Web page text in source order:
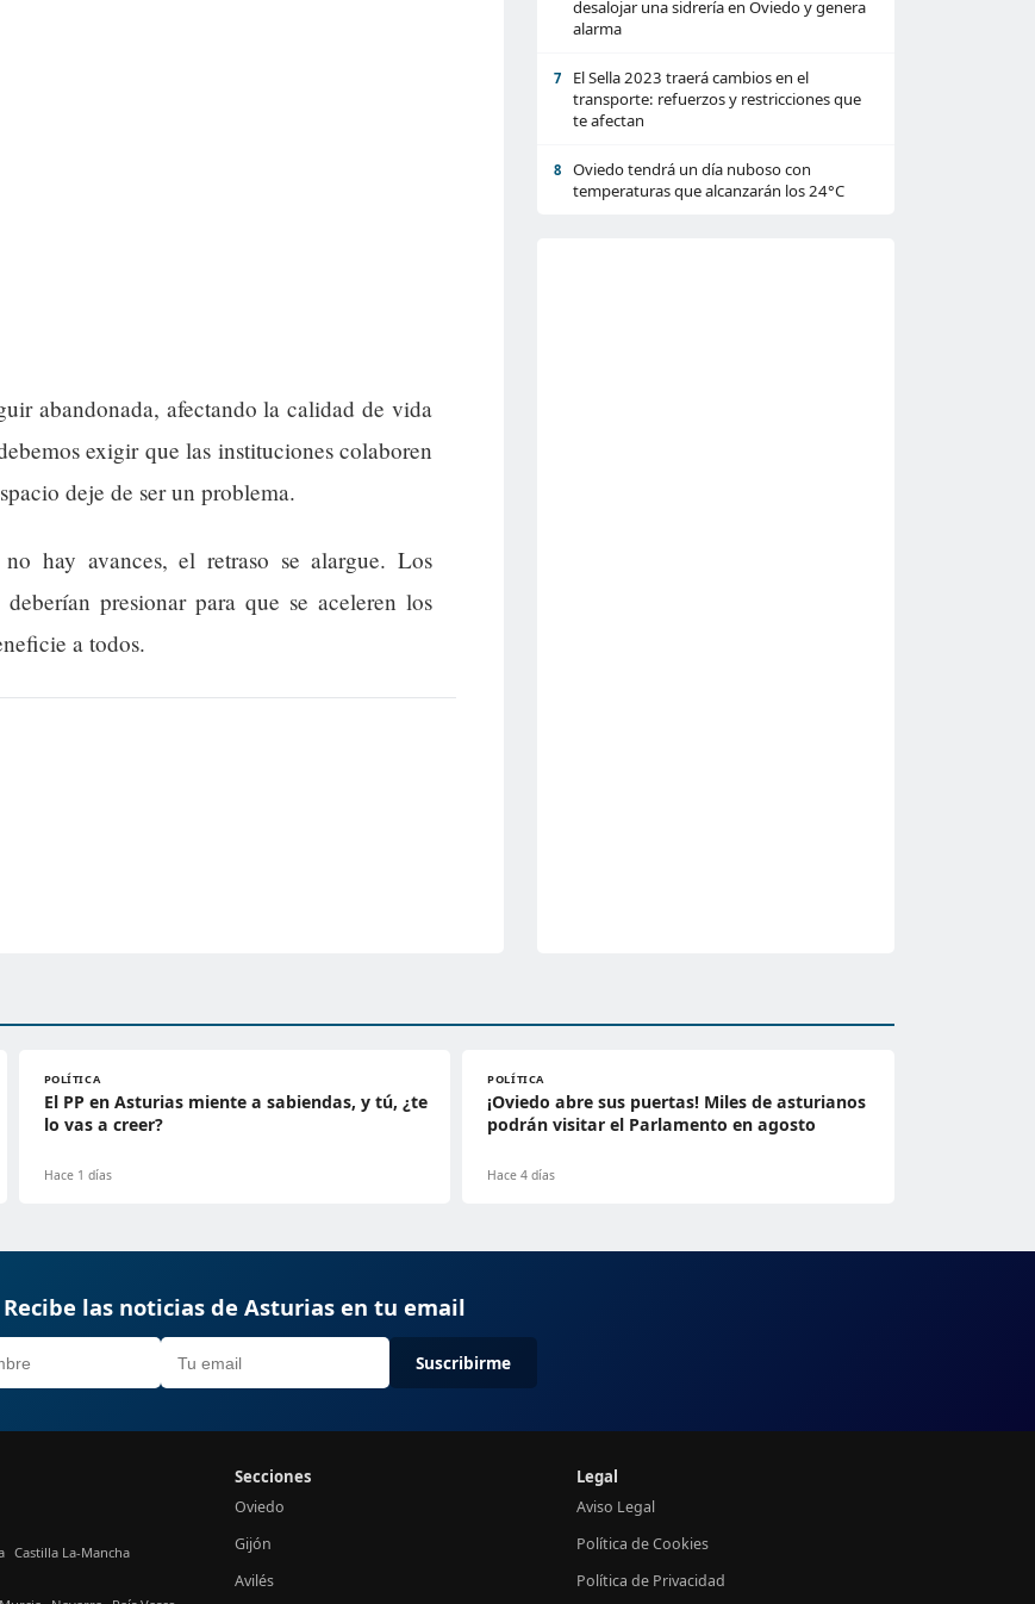
abandonada, afectando la calidad de vida
exigir que las instituciones colaboren
deje de ser un problema.
hay avances, el retraso se alargue. Los
presionar para que se aceleren los
a todos.
desalojar una sidrería en Oviedo y genera
alarma
7
El Sella 2023 traerá cambios en el
transporte: refuerzos y restricciones que
te afectan
8
Oviedo tendrá un día nuboso con
temperaturas que alcanzarán los 24°C
POLÍTICA
El PP en Asturias miente a sabiendas, y tú, ¿te
lo vas a creer?
Hace 1 días
POLÍTICA
¡Oviedo abre sus puertas! Miles de asturianos
podrán visitar el Parlamento en agosto
Hace 4 días
Recibe las noticias de Asturias en tu email
Suscribirme
Castilla La-Mancha
Secciones
Oviedo
Gijón
Avilés
Legal
Aviso Legal
Política de Cookies
Política de Privacidad